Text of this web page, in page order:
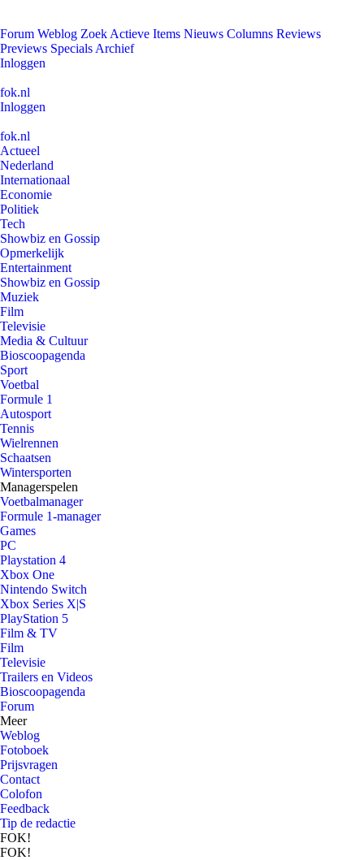
Forum Weblog Zoek Actieve Items Nieuws Columns Reviews
Previews Specials Archief
Inloggen
fok.nl
Inloggen
fok.nl
Actueel
Nederland
Internationaal
Economie
Politiek
Tech
Showbiz en Gossip
Opmerkelijk
Entertainment
Showbiz en Gossip
Muziek
Film
Televisie
Media & Cultuur
Bioscoopagenda
Sport
Voetbal
Formule 1
Autosport
Tennis
Wielrennen
Schaatsen
Wintersporten
Managerspelen
Voetbalmanager
Formule 1-manager
Games
PC
Playstation 4
Xbox One
Nintendo Switch
Xbox Series X|S
PlayStation 5
Film & TV
Film
Televisie
Trailers en Videos
Bioscoopagenda
Forum
Meer
Weblog
Fotoboek
Prijsvragen
Contact
Colofon
Feedback
Tip de redactie
FOK!
FOK!